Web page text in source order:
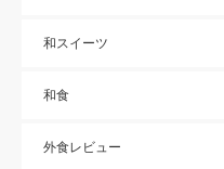
和スイーツ
和食
外食レビュー